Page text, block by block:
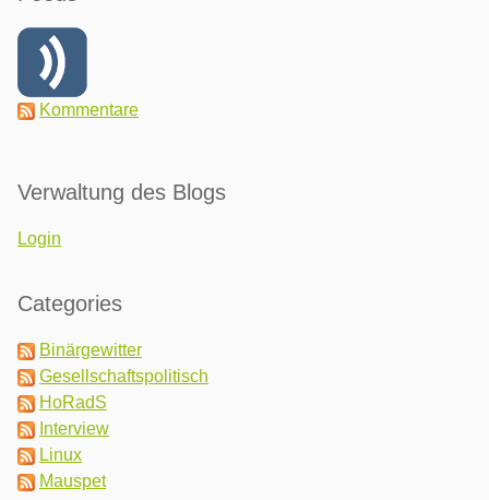
Kommentare
Verwaltung des Blogs
Login
Categories
Binärgewitter
Gesellschaftspolitisch
HoRadS
Interview
Linux
Mauspet